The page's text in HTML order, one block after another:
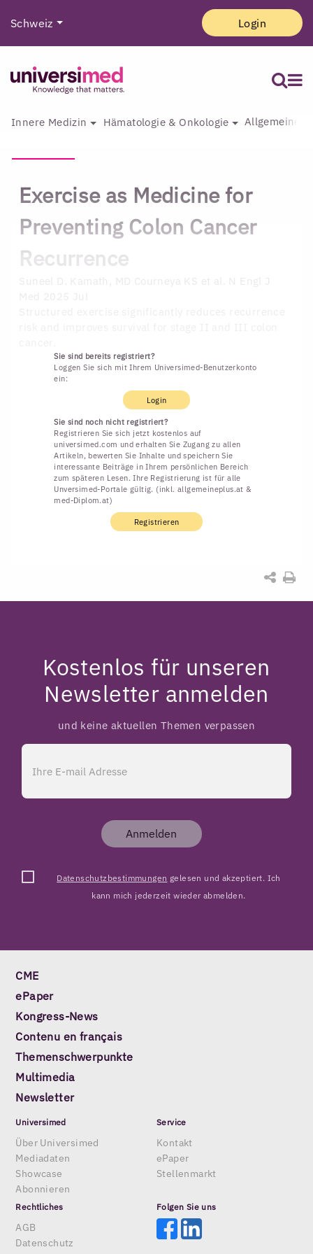
Schweiz Login
Innere Medizin Hämatologie & Onkologie Allgemeine
Exercise as Medicine for
Preventing Colon Cancer
Recurrence
Sie sind bereits registriert?
Loggen Sie sich mit Ihrem Universimed-Benutzerkonto
ein:
Login
Sie sind noch nicht registriert?
Registrieren Sie sich jetzt kostenlos auf
universimed.com und erhalten Sie Zugang zu allen
Artikeln, bewerten Sie Inhalte und speichern Sie
interessante Beiträge in Ihrem persönlichen Bereich
zum späteren Lesen. Ihre Registrierung ist für alle
Unversimed-Portale gültig. (inkl. allgemeineplus.at &
med-Diplom.at)
Registrieren
Kostenlos für unseren
Newsletter anmelden
und keine aktuellen Themen verpassen
Anmelden
Datenschutzbestimmungen gelesen und akzeptiert. Ich
kann mich jederzeit wieder abmelden.
CME
ePaper
Kongress-News
Contenu en français
Themenschwerpunkte
Multimedia
Newsletter
Universimed
Über Universimed
Mediadaten
Showcase
Abonnieren
Service
Kontakt
ePaper
Stellenmarkt
Rechtliches
AGB
Datenschutz
Folgen Sie uns